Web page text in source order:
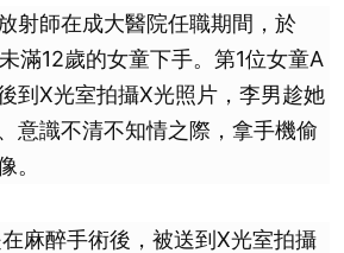
射師在成大醫院任職期間，於
滿12歲的女童下手。第1位女童A
到X光室拍攝X光照片，李男趁她
意識不清不知情之際，拿手機偷
。
麻醉手術後，被送到X光室拍攝